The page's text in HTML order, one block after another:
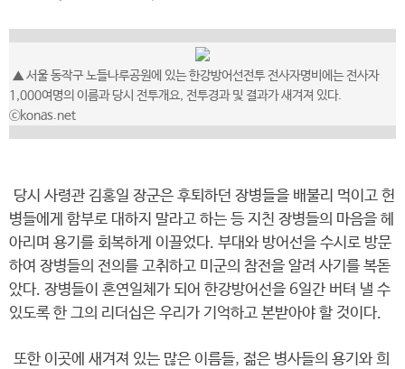
▲ 서울 동작구 노들나루공원에 있는 한강방어선전투 전사자명비에는 전사자
1,000여명의 이름과 당시 전투개요, 전투경과 및 결과가 새겨져 있다.
ⓒkonas.net
당시 사령관 김홍일 장군은 후퇴하던 장병들을 배불리 먹이고 헌
병들에게 함부로 대하지 말라고 하는 등 지친 장병들의 마음을 헤
아리며 용기를 회복하게 이끌었다. 부대와 방어선을 수시로 방문
하여 장병들의 전의를 고취하고 미군의 참전을 알려 사기를 복돋
았다. 장병들이 혼연일체가 되어 한강방어선을 6일간 버텨 낼 수
있도록 한 그의 리더십은 우리가 기억하고 본받아야 할 것이다.
또한 이곳에 새겨져 있는 많은 이름들, 젊은 병사들의 용기와 희